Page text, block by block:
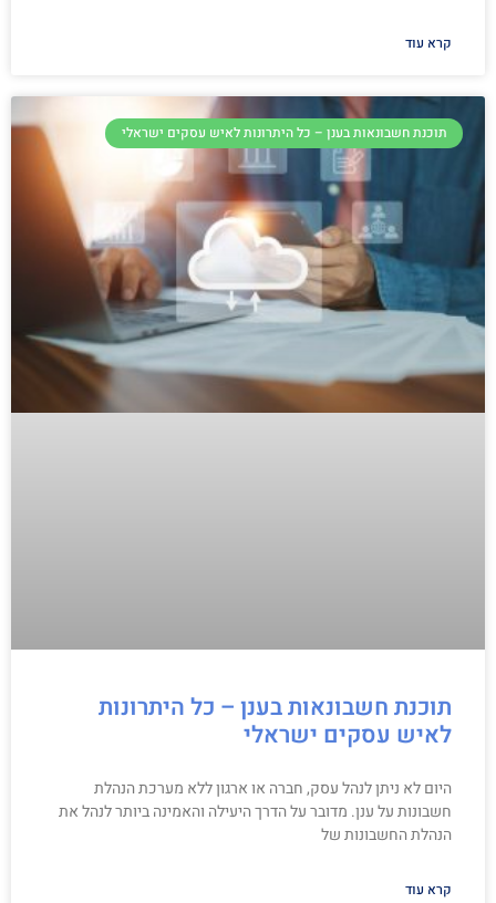
קרא עוד
תוכנת חשבונאות בענן – כל היתרונות לאיש עסקים ישראלי
תוכנת חשבונאות בענן – כל היתרונות
לאיש עסקים ישראלי
היום לא ניתן לנהל עסק, חברה או ארגון ללא מערכת הנהלת
חשבונות על ענן. מדובר על הדרך היעילה והאמינה ביותר לנהל את
הנהלת החשבונות של
קרא עוד